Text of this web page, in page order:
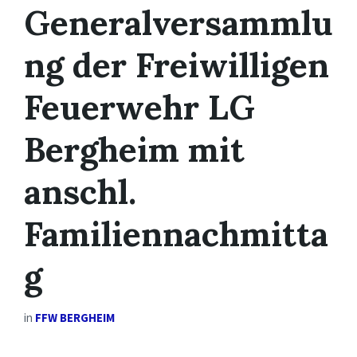
Generalversammlu
ng der Freiwilligen
Feuerwehr LG
Bergheim mit
anschl.
Familiennachmitta
g
in FFW BERGHEIM